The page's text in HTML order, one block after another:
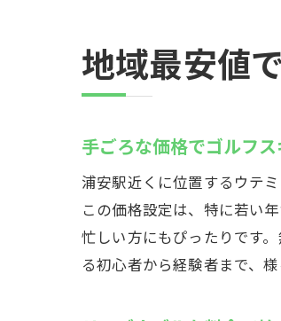
地域最安値
手ごろな価格でゴルフ
浦安駅近くに位置するウテ
この価格設定は、特に若い
忙しい方にもぴったりです
る初心者から経験者まで、